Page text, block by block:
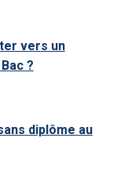
vers un
?
diplôme au